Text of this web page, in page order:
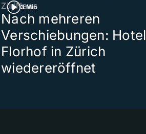
3 Min
ZüriNews
Nach mehreren
Verschiebungen: Hotel
Florhof in Zürich
wiedereröffnet